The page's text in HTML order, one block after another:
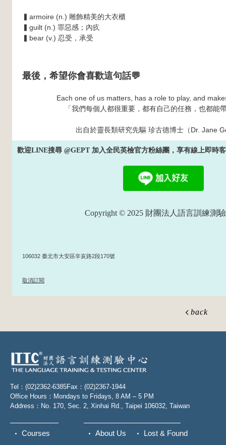
▍armoire (n.) 雕飾精美的大衣櫃
▍guilt (n.) 罪惡感；內疚
▍bear (v.) 忍受，承受
最後，希望你會喜歡這句話💬
Each one of us matters, has a role to play, and
「我們每個人都很重要，都有自己的任務，也都能
出自於靈長類研究先驅 珍古德博士（Dr. Jane
歡迎LINE搜尋 @GEPT 加入全民英檢官方粉絲團，享有線上即時
Copyright © 2025 財團法人語言訓練測
106032 臺北市大安區辛亥路2段170號
取消訂閱
back
Tel：(02)2362-6385Fax：(02)2367-1944
Office Hours：Mondays to Fridays, 8 AM – 5 PM
Address：No. 170, Sec. 2, Xinhai Rd., Taipei 106032, Taiwan
Courses
About Us
Lost & Found